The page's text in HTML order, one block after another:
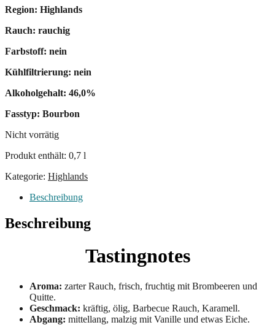
Region: Highlands
Rauch: rauchig
Farbstoff: nein
Kühlfiltrierung: nein
Alkoholgehalt: 46,0%
Fasstyp: Bourbon
Nicht vorrätig
Produkt enthält: 0,7 l
Kategorie: Highlands
Beschreibung
Beschreibung
Tastingnotes
Aroma: zarter Rauch, frisch, fruchtig mit Brombeeren und
Quitte.
Geschmack: kräftig, ölig, Barbecue Rauch, Karamell.
Abgang: mittellang, malzig mit Vanille und etwas Eiche.